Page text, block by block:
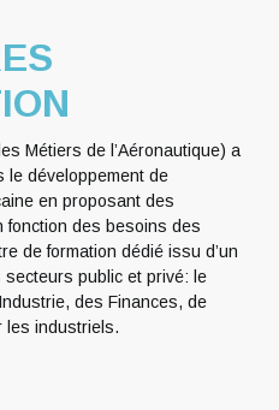
Métiers de l’Aéronautique) a
le développement de
en proposant des
fonction des besoins des
de formation dédié issu d’un
public et privé: le
des Finances, de
les industriels.